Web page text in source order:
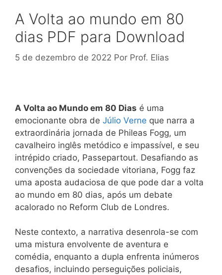
A Volta ao mundo em 80
dias PDF para Download
5 de dezembro de 2022 Por Prof. Elias
A Volta ao Mundo em 80 Dias é uma
emocionante obra de Júlio Verne que narra a
extraordinária jornada de Phileas Fogg, um
cavalheiro inglês metódico e impassível, e seu
intrépido criado, Passepartout. Desafiando as
convenções da sociedade vitoriana, Fogg faz
uma aposta audaciosa de que pode dar a volta
ao mundo em 80 dias, após um debate
acalorado no Reform Club de Londres.
Neste contexto, a narrativa desenrola-se com
uma mistura envolvente de aventura e
comédia, enquanto a dupla enfrenta inúmeros
desafios, incluindo perseguições policiais,